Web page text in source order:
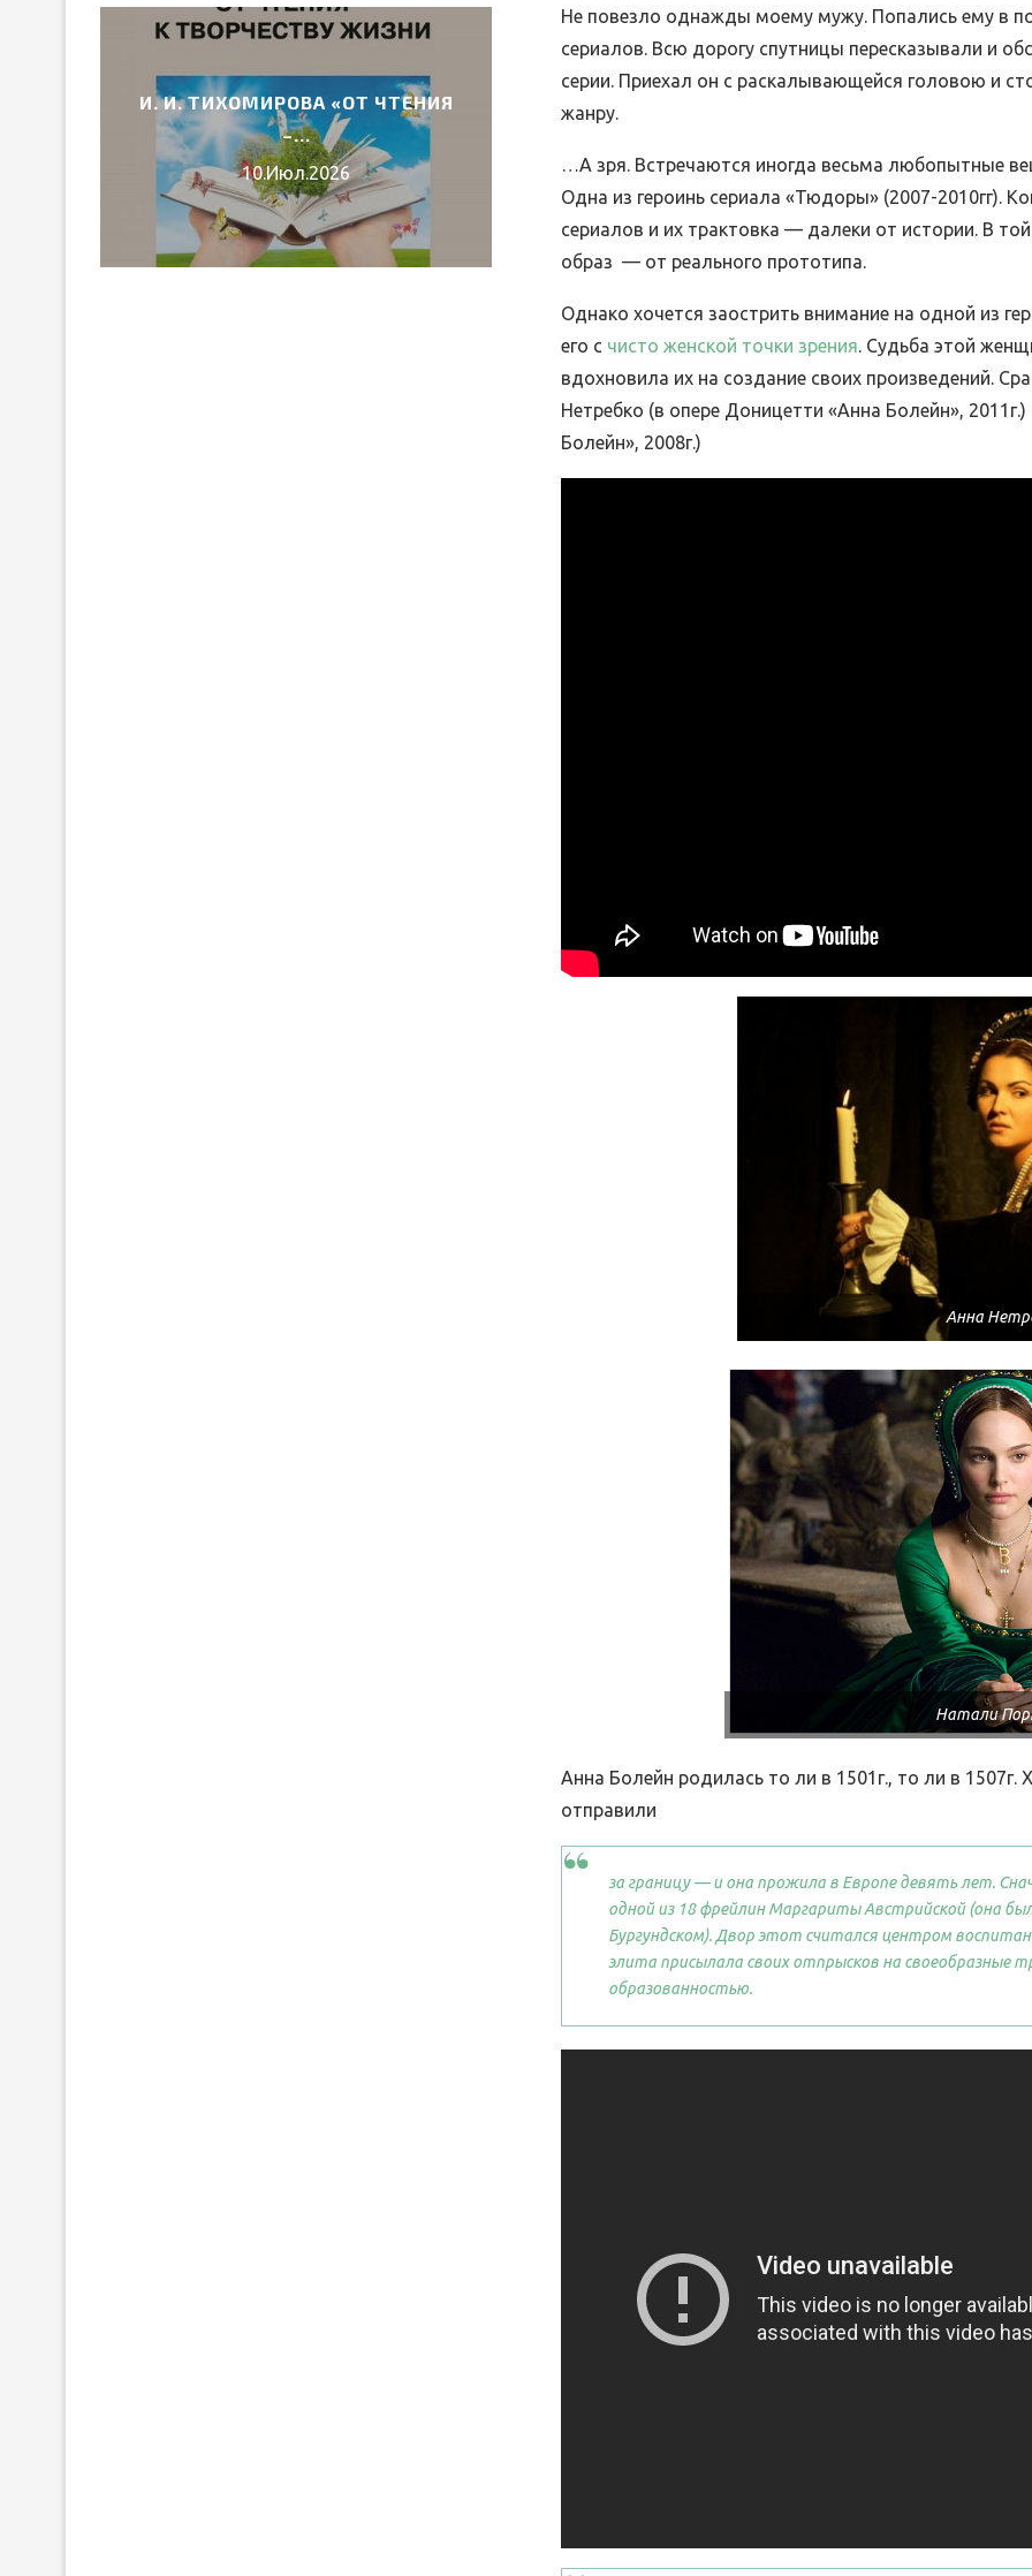
Не повезло однажды моему мужу. Попались ему в
сериалов. Всю дорогу спутницы пересказывали и
серии. Приехал он с раскалывающейся головою и
жанру.
…А зря. Встречаются иногда весьма любопытные
Одна из героинь сериала «Тюдоры» (2007-2010гг).
сериалов и их трактовка — далеки от истории. В
образ — от реального прототипа.
Однако хочется заострить внимание на одной из
его с чисто женской точки зрения. Судьба этой
вдохновила их на создание своих произведений.
Нетребко (в опере Доницетти «Анна Болейн»,
Болейн», 2008г.)
Анна
Натали
Анна Болейн родилась то ли в 1501г., то ли в 1507г.
отправили
за границу — и она прожила в Европе девять лет.
одной из 18 фрейлин Маргариты Австрийской (она
Бургундском). Двор этот считался центром
элита присылала своих отпрысков на своеобразные
образованностью.
ВЕБИНАРЫ ИЮЛЯ 2026 ГОДА
30.Июн.2026
МИФЫ ДРЕВНЕЙ ГРЕЦИИ